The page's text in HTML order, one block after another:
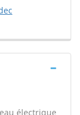
électrique